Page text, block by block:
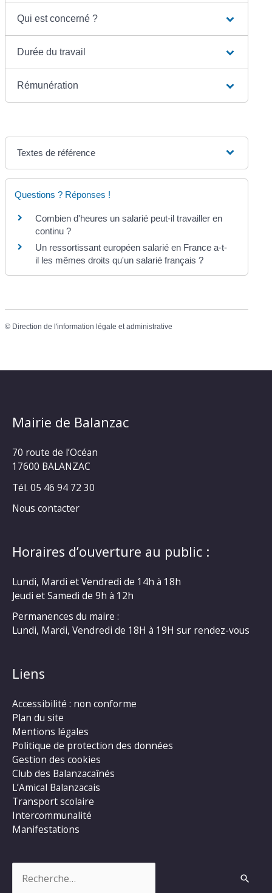
Qui est concerné ?
Durée du travail
Rémunération
Textes de référence
Questions ? Réponses !
Combien d'heures un salarié peut-il travailler en
continu ?
Un ressortissant européen salarié en France a-t-
il les mêmes droits qu'un salarié français ?
© Direction de l'information légale et administrative
Mairie de Balanzac
70 route de l’Océan
17600 BALANZAC
Tél. 05 46 94 72 30
Nous contacter
Horaires d’ouverture au public :
Lundi, Mardi et Vendredi de 14h à 18h
Jeudi et Samedi de 9h à 12h
Permanences du maire :
Lundi, Mardi, Vendredi de 18H à 19H sur rendez-vous
Liens
Accessibilité : non conforme
Plan du site
Mentions légales
Politique de protection des données
Gestion des cookies
Club des Balanzacaînés
L’Amical Balanzacais
Transport scolaire
Intercommunalité
Manifestations